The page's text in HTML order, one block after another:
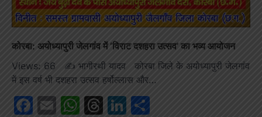
कोरबा: अयोध्यापुरी जेलगांव में ‘विराट दशहरा उत्सव’ का भव्य आयोजन
Views: 66 ✍️ भागीरथी यादव कोरबा जिले के अयोध्यापुरी जेलगांव
में इस वर्ष भी दशहरा उत्सव हर्षोल्लास और…
Facebook
EmailWhatsApp
Threads
LinkedIn